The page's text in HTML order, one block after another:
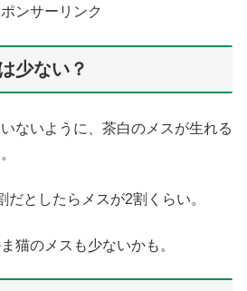
ンサーリンク
少ない？
ないように、茶白のメスが生れる
としたらメスが2割くらい。
猫のメスも少ないかも。